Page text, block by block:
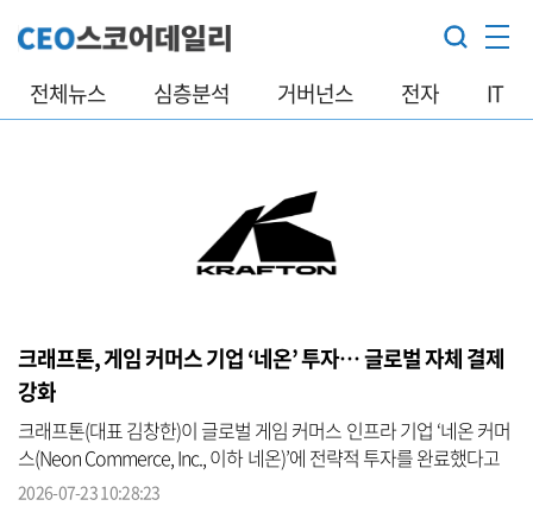
전체뉴스 심층분석 거버넌스 전자 IT
크래프톤, 게임 커머스 기업 ‘네온’ 투자… 글로벌 자체 결제
강화
크래프톤(대표 김창한)이 글로벌 게임 커머스 인프라 기업 ‘네온 커머
스(Neon Commerce, Inc., 이하 네온)’에 전략적 투자를 완료했다고
23일 밝혔다. 이번 투자는 크래프톤이 글로벌 이용자와의 접점을 확
2026-07-23 10:28:23